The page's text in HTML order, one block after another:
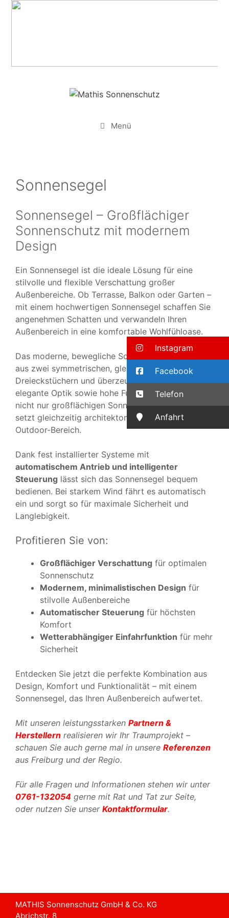
Zum
Menü
Sonnensegel
Sonnensegel – Großflächiger
Sonnenschutz mit modernem
Design
Ein Sonnensegel ist die ideale Lösung für eine
stilvolle und flexible Verschattung großer
Außenbereiche. Ob Terrasse, Balkon oder Garten –
mit einem hochwertigen Sonnensegel schaffen Sie
angenehmen Schatten und verwandeln Ihren
Außenbereich in eine komfortable Wohlfühloase.
Das moderne, bewegliche Sonnensegel besteht
aus zwei symmetrischen, gleichschenkligen
Dreieckstüchern und überzeugt durch seine
elegante Optik sowie hohe Funktionalität. Es bietet
nicht nur großflächigen Sonnenschutz, sondern
setzt gleichzeitig architektonische Akzente im
Outdoor-Bereich.
Dank fest installierter Systeme mit
automatischem Antrieb und intelligenter
Steuerung lässt sich das Sonnensegel bequem
bedienen. Bei starkem Wind fährt es automatisch
ein und sorgt so für maximale Sicherheit und
Langlebigkeit.
Profitieren Sie von:
Großflächiger Verschattung für optimalen
Sonnenschutz
Modernem, minimalistischen Design für
stilvolle Außenbereiche
Automatischer Steuerung für höchsten
Komfort
Wetterabhängiger Einfahrfunktion für mehr
Sicherheit
Entdecken Sie jetzt die perfekte Kombination aus
Design, Komfort und Funktionalität – mit einem
Sonnensegel, das Ihren Außenbereich aufwertet.
Mit unseren leistungsstarken Partnern &
Herstellern realisieren wir Ihr Traumprojekt –
schauen Sie auch gerne mal in unsere Referenzen
aus Freiburg und der Regio.
Für alle Fragen und Informationen stehen wir unter
0761-132054 gerne mit Rat und Tat zur Seite,
oder nutzen Sie unser Kontaktformular.
MATHIS Sonnenschutz GmbH & Co. KG
Abrichstr. 8
Instagram
Facebook
Telefon
Anfahrt